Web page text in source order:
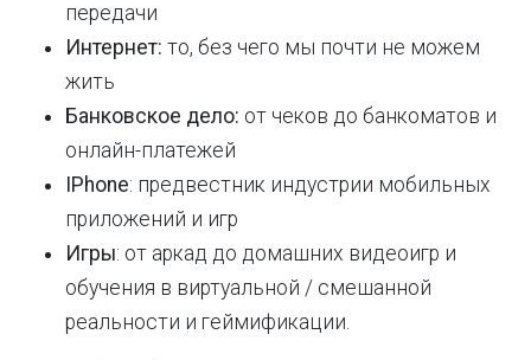
передачи
Интернет: то, без чего мы почти не можем
жить
Банковское дело: от чеков до банкоматов и
онлайн-платежей
IPhone: предвестник индустрии мобильных
приложений и игр
Игры: от аркад до домашних видеоигр и
обучения в виртуальной / смешанной
реальности и геймификации.